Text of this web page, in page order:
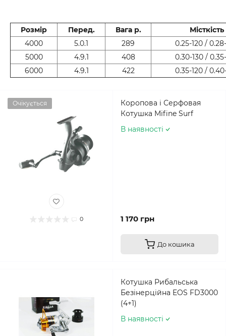
Розмір Перед. Вага р.
Місткість
4000
5.0.1 289
0.25-120 /
5000
4.9.1 408
0.30-130 /
6000
4.9.1 422 0.35-120 /
Очікується
0
Коропова і Серфовая
Котушка Mifine Surf
В наявності
1 170 грн
До кошика
Котушка Рибальська
Безінерційна EOS FD3000
(4+1)
В наявності